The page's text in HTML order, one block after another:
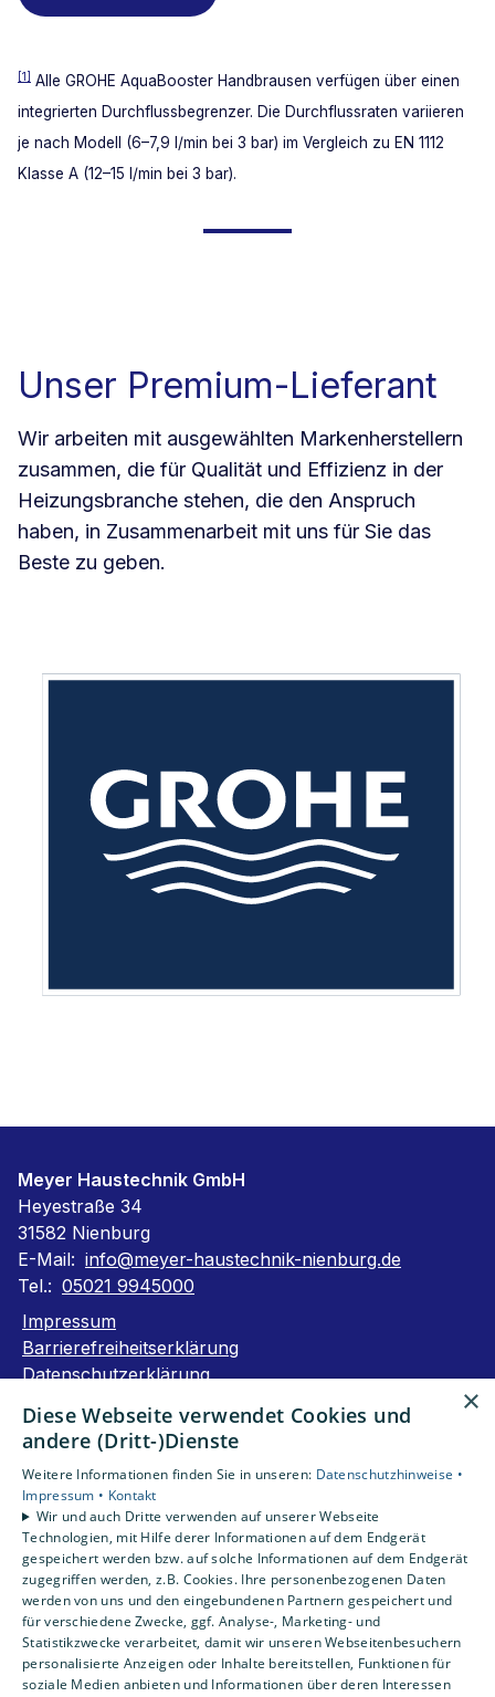
[1]
Alle GROHE AquaBooster Handbrausen verfügen über einen
integrierten Durchflussbegrenzer. Die Durchflussraten variieren
je nach Modell (6–7,9 l/min bei 3 bar) im Vergleich zu EN 1112
Klasse A (12–15 l/min bei 3 bar).
Unser Premium-Lieferant
Wir arbeiten mit ausgewählten Markenherstellern
zusammen, die für Qualität und Effizienz in der
Heizungsbranche stehen, die den Anspruch
haben, in Zusammenarbeit mit uns für Sie das
Beste zu geben.
Meyer Haustechnik GmbH
Heyestraße 34
31582 Nienburg
E-Mail: info@meyer-haustechnik-nienburg.de
Tel.: 05021 9945000
Impressum
Barrierefreiheitserklärung
Datenschutzerklärung
Unsere Bereiche
Privatkunden
Gewerbekunden
Karriere
Unternehmen
Kontakt
×
Diese Webseite verwendet Cookies und
andere (Dritt-)Dienste
Weitere Informationen finden Sie in unseren: Datenschutzhinweise •
Impressum • Kontakt
Wir und auch Dritte verwenden auf unserer Webseite
Technologien, mit Hilfe derer Informationen auf dem Endgerät
gespeichert werden bzw. auf solche Informationen auf dem Endgerät
zugegriffen werden, z.B. Cookies. Ihre personenbezogenen Daten
werden von uns und den eingebundenen Partnern gespeichert und
für verschiedene Zwecke, ggf. Analyse-, Marketing- und
Statistikzwecke verarbeitet, damit wir unseren Webseitenbesuchern
personalisierte Anzeigen oder Inhalte bereitstellen, Funktionen für
soziale Medien anbieten und Informationen über deren Interessen